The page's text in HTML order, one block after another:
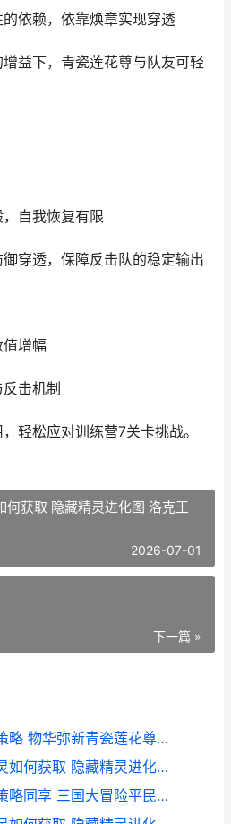
依赖，依靠焕章实现穿透
益下，青瓷莲花尊与队友可轻
自我恢复有限
穿透，保障反击队的稳定输出
值增幅
击机制
轻松应对训练营7关卡挑战。
何获取 隐藏精灵进化图 洛克王
2026-07-01
下一篇 »
物华弥新青瓷莲花尊策略 物华弥新青瓷莲花尊如何配队 物华弥新青瓷莲花尊武器
洛克王国世界隐藏精灵如何获取 隐藏精灵进化图 洛克王国世界隐藏副本
三国大冒险平民玩家策略同享 三国大冒险平民培养主推 三国大冒险平民培养谁